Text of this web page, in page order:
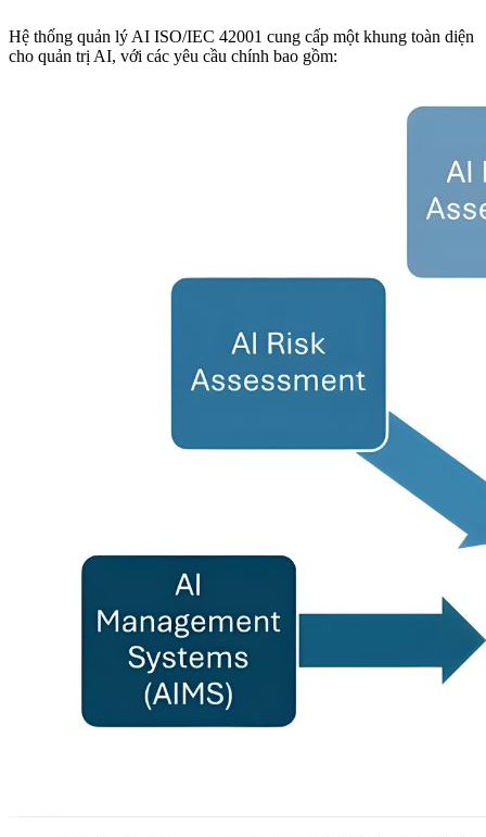
Hệ thống quản lý AI ISO/IEC 42001 cung cấp một khung toàn diện
cho quản trị AI, với các yêu cầu chính bao gồm: